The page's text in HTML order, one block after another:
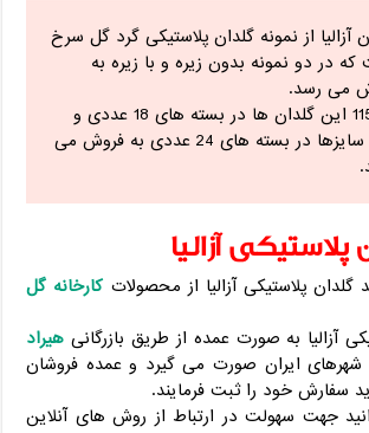
آزالیا از نمونه گلدان پلاستیکی گرد گل سرخ
در دو نمونه بدون زیره و با زیره به
می رسد.
کد 115 این گلدان ها در بسته های 18 عددی و
بقیه سایزها در بسته های 24 عددی به فروش می
آزالیا
پلاستیکی آزالیا از محصولات کارخانه گل
آزالیا به صورت عمده از طریق بازرگانی هیراد
شهرهای ایران صورت می گیرد و عمده فروشان
سفارش خود را ثبت فرمایند.
جهت سهولت در ارتباط از روش های آنلاین